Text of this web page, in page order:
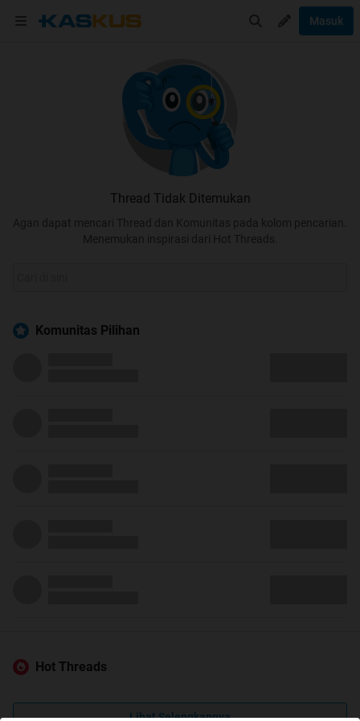
Masuk
Thread Tidak Ditemukan
Agan dapat mencari Thread dan Komunitas pada kolom pencarian.
Menemukan inspirasi dari Hot Threads.
Komunitas Pilihan
Hot Threads
Lihat Selengkapnya